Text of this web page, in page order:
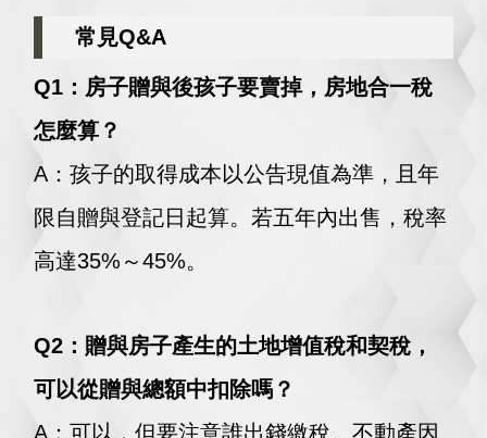
常見Q&A
Q1：房子贈與後孩子要賣掉，房地合一稅
怎麼算？
A：孩子的取得成本以公告現值為準，且年
限自贈與登記日起算。若五年內出售，稅率
高達35%～45%。
Q2：贈與房子產生的土地增值稅和契稅，
可以從贈與總額中扣除嗎？
A：可以，但要注意誰出錢繳稅。不動產因